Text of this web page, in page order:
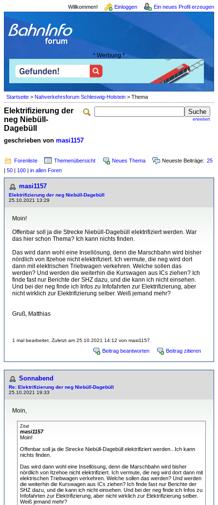
Willkommen! Einloggen Ein neues Profil erzeugen
* Werbung *
Startseite > Nahverkehrsforum Schleswig-Holstein > Thema
erweitert
Elektrifizierung der
neg Niebüll-
Dagebüll
geschrieben von masi1157
Forenliste Themenübersicht Neues Thema Neueste Beiträge: 25
| 50 | 100 | in allen Foren
masi1157
Elektrifizierung der neg Niebüll-Dagebüll
25.10.2021 13:29
Moin!
Offenbar soll ja die Strecke Niebüll-Dagebüll elektrifiziert werden. War
das hier schon Thema? Ich kann nichts finden.
Das wird dann wohl eine Insellösung, denn die Marschbahn wird bisher
nördlich von Itzehoe nicht elektrifiziert. Ich vermute, die neg wird dort
dann mit elektrischen Triebwagen verkehren. Welche sollen das
werden? Und werden die weiterhin die Kurswagen aus ICs ziehen? Ich
finde fast nur Berichte der SHZ dazu, und die kann ich nicht einsehen.
Und bei der neg finde ich Infos zu Infofahrten zur Elektrifizierung, aber
nicht wirklich zur Elektrifizierung selber. Weiß jemand mehr?
Gruß, Matthias
1 mal bearbeitet. Zuletzt am 25.10.2021 14:12 von masi1157.
Beitrag beantworten Beitrag zitieren
Sonnabend
Re: Elektrifizierung der neg Niebüll-Dagebüll
25.10.2021 19:33
Moin,
Zitat
masi1157
Moin!
Offenbar soll ja die Strecke Niebüll-Dagebüll elektrifiziert werden...Ich kann
nichts finden.
Das wird dann wohl eine Insellösung, denn die Marschbahn wird bisher
nördlich von Itzehoe nicht elektrifiziert. Ich vermute, die neg wird dort dann mit
elektrischen Triebwagen verkehren. Welche sollen das werden? Und werden
die weiterhin die Kurswagen aus ICs ziehen? Ich finde fast nur Berichte der
SHZ dazu, und die kann ich nicht einsehen. Und bei der neg finde ich Infos zu
Infofahrten zur Elektrifizierung, aber nicht wirklich zur Elektrifizierung selber.
Weiß jemand mehr?